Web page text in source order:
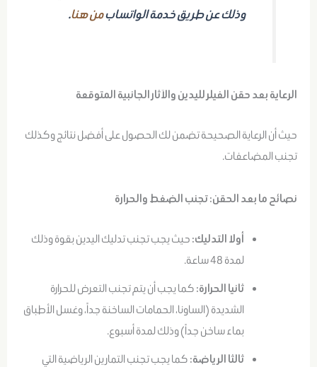
وذلك عن طريق خدمة الواتسابمن هنا.
الرعاية بعد حقن الفيلر لليدين والآثار الجانبية المتوقعة
حيث أن الرعاية الصحيحة تضمن لك الحصول على أفضل نتائج وكذلك
تجنب المضاعفات.
نصائح ما بعد الحقن: تجنب الضغط والحرارة
أولا التدليك:حيث يجب تجنب تدليك اليدين بقوة وذلك
لمدة 48 ساعة.
ثانيا الحرارة:كما يجب أن يتم تجنب التعرض للحرارة
الشديدة (الساونا، الحمامات الساخنة جداً، وغسل الأطباق
بماء ساخن جداً) وذلك لمدة أسبوع.
ثالثا الرياضة:كما يجب تجنب التمارين الرياضية التي